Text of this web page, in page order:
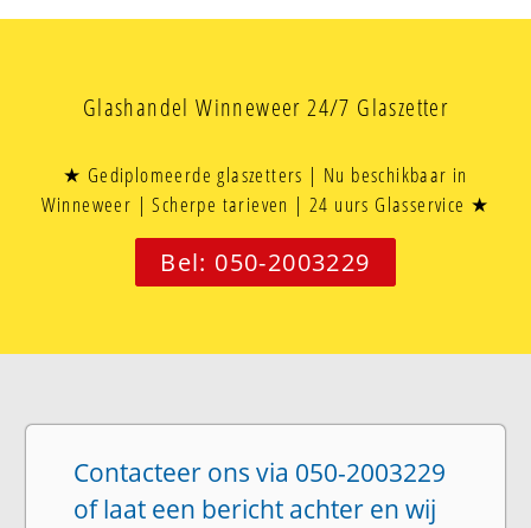
Glashandel Winneweer 24/7 Glaszetter
★ Gediplomeerde glaszetters | Nu beschikbaar in
Winneweer | Scherpe tarieven | 24 uurs Glasservice ★
Bel: 050-2003229
Contacteer ons via 050-2003229
of laat een bericht achter en wij